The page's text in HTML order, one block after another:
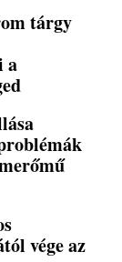
tárgy
a
vége az